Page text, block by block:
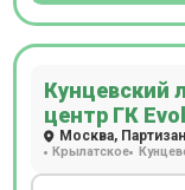
головной боли
Кунцевский
центр ГК
Москва,
Крылатское